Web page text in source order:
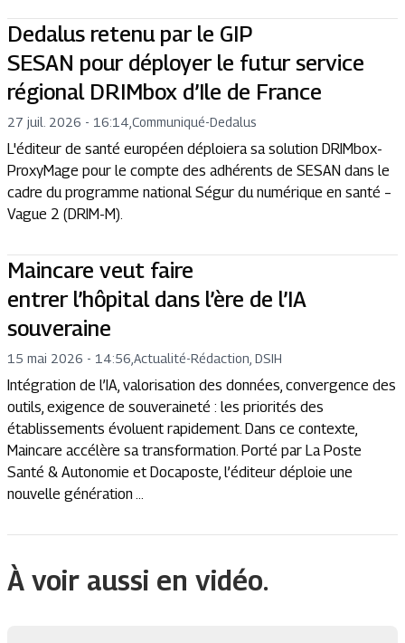
Dedalus retenu par le GIP
SESAN pour déployer le futur service
régional DRIMbox d’Ile de France
27 juil. 2026 - 16:14,Communiqué-Dedalus
L'éditeur de santé européen déploiera sa solution DRIMbox-
ProxyMage pour le compte des adhérents de SESAN dans le
cadre du programme national Ségur du numérique en santé –
Vague 2 (DRIM-M).
Maincare veut faire
entrer l’hôpital dans l’ère de l’IA
souveraine
15 mai 2026 - 14:56,Actualité-Rédaction, DSIH
Intégration de l’IA, valorisation des données, convergence des
outils, exigence de souveraineté : les priorités des
établissements évoluent rapidement. Dans ce contexte,
Maincare accélère sa transformation. Porté par La Poste
Santé & Autonomie et Docaposte, l’éditeur déploie une
nouvelle génération ...
À voir aussi en vidéo.